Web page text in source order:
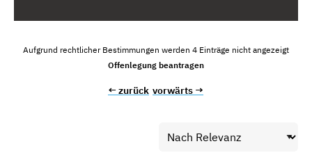
Aufgrund rechtlicher Bestimmungen werden 4 Einträge nicht angezeigt
Offenlegung beantragen
← zurück vorwärts →